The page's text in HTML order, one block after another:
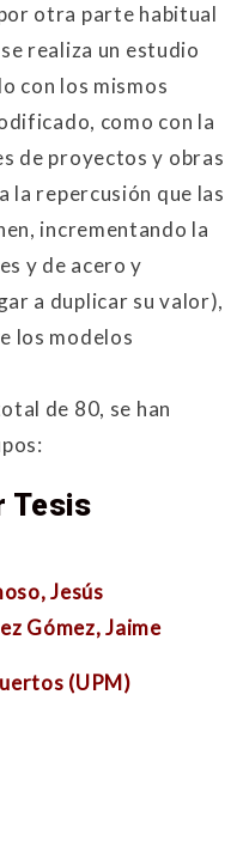
otra parte habitual
realiza un estudio
con los mismos
como con la
de proyectos y obras
la repercusión que las
incrementando la
y de acero y
a duplicar su valor),
los modelos
de 80, se han
Tesis
Jesús
Gómez, Jaime
(UPM)